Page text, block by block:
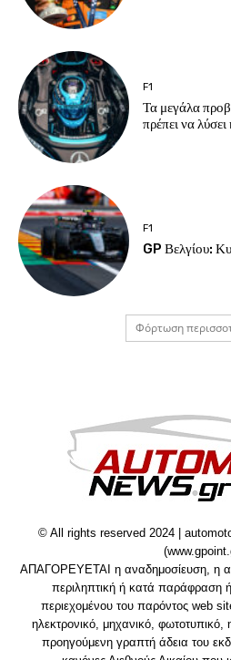
F1
Τα μεγάλα
πρέπει να
F1
GP Βελγίου:
Φόρτωση
© All rights reserved 2024 |
ΑΠΑΓΟΡΕΥΕΤΑΙ η αναδημοσίευση, η
περιληπτική ή κατά παράφραση
περιεχομένου του παρόντος web
ηλεκτρονικό, μηχανικό,
προηγούμενη γραπτή άδεια του